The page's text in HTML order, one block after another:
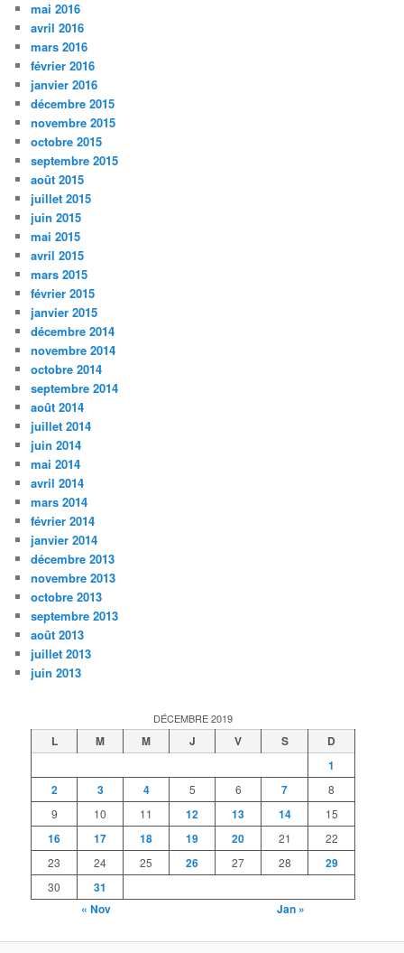
mai 2016
avril 2016
mars 2016
février 2016
janvier 2016
décembre 2015
novembre 2015
octobre 2015
septembre 2015
août 2015
juillet 2015
juin 2015
mai 2015
avril 2015
mars 2015
février 2015
janvier 2015
décembre 2014
novembre 2014
octobre 2014
septembre 2014
août 2014
juillet 2014
juin 2014
mai 2014
avril 2014
mars 2014
février 2014
janvier 2014
décembre 2013
novembre 2013
octobre 2013
septembre 2013
août 2013
juillet 2013
juin 2013
DÉCEMBRE 2019
L M M J V S
D
1
2
3 4 5 6 7
8
9
10 11 12 13 14 15
16 17 18 19 20 21
22
23
24 25 26 27 28 29
30
31
« Nov
Jan »